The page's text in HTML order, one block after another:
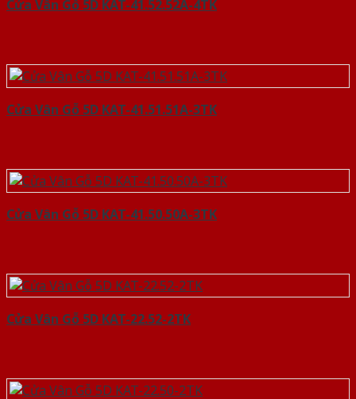
Cửa Vân Gỗ 5D KAT-41.52.52A-4TK
Cửa Vân Gỗ 5D KAT-41.51.51A-3TK
Cửa Vân Gỗ 5D KAT-41.50.50A-3TK
Cửa Vân Gỗ 5D KAT-22.52-2TK